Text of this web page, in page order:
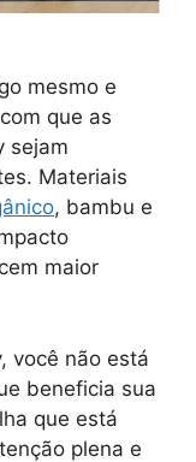
mesmo e
que as
sejam
Materiais
, bambu e
maior
você não está
beneficia sua
que está
plena e